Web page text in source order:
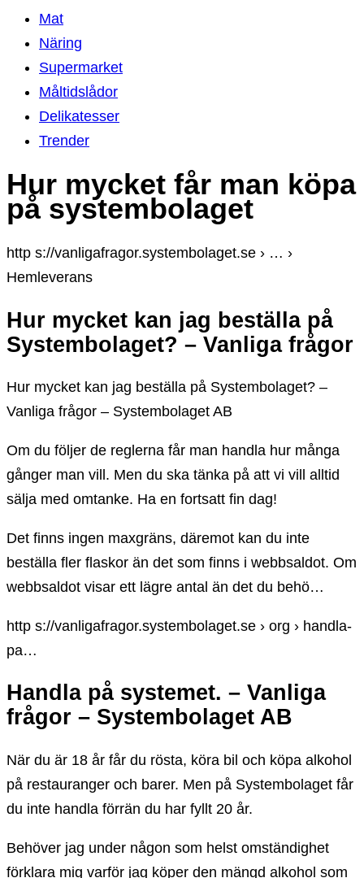
Mat
Näring
Supermarket
Måltidslådor
Delikatesser
Trender
Hur mycket får man köpa
på systembolaget
http s://vanligafragor.systembolaget.se › … ›
Hemleverans
Hur mycket kan jag beställa på
Systembolaget? – Vanliga frågor
Hur mycket kan jag beställa på Systembolaget? –
Vanliga frågor – Systembolaget AB
Om du följer de reglerna får man handla hur många
gånger man vill. Men du ska tänka på att vi vill alltid
sälja med omtanke. Ha en fortsatt fin dag!
Det finns ingen maxgräns, däremot kan du inte
beställa fler flaskor än det som finns i webbsaldot. Om
webbsaldot visar ett lägre antal än det du behö…
http s://vanligafragor.systembolaget.se › org › handla-
pa…
Handla på systemet. – Vanliga
frågor – Systembolaget AB
När du är 18 år får du rösta, köra bil och köpa alkohol
på restauranger och barer. Men på Systembolaget får
du inte handla förrän du har fyllt 20 år.
Behöver jag under någon som helst omständighet
förklara mig varför jag köper den mängd alkohol som